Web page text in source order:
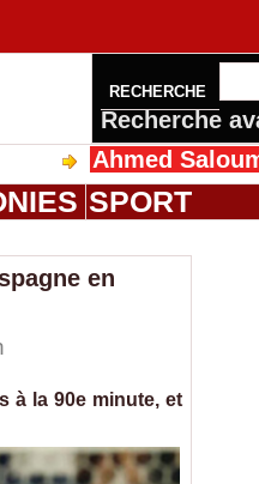
RECHERCHE
Recherche
Ahmed Saloum Dieng
SPORT
en
à la 90e minute, et